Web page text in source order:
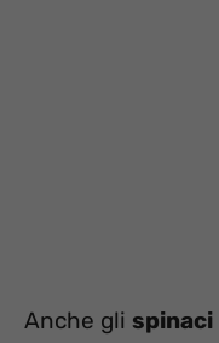
Anche gli spinaci